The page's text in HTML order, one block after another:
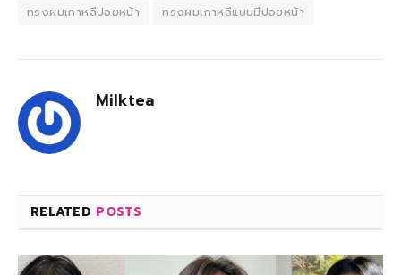
ทรงผมเกาหลีปอยหน้า
ทรงผมเกาหลีแบบมีปอยหน้า
Milktea
RELATED POSTS